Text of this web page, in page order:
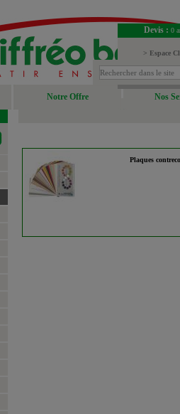
Devis : 0
> Espace
> Espace
Notre Offre Nos
Plaques